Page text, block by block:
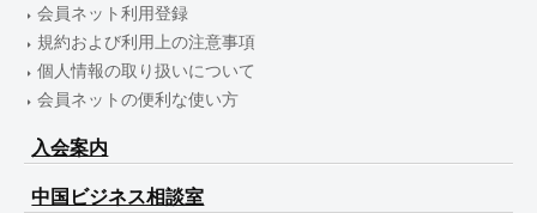
会員ネット利用登録
規約および利用上の注意事項
個人情報の取り扱いについて
会員ネットの便利な使い方
入会案内
中国ビジネス相談室